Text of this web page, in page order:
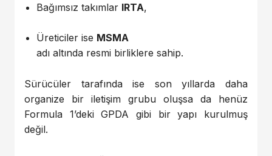
Bağımsız takımlar IRTA,
Üreticiler ise MSMA
adı altında resmi birliklere sahip.
Sürücüler tarafında ise son yıllarda daha
organize bir iletişim grubu oluşsa da henüz
Formula 1’deki GPDA gibi bir yapı kurulmuş
değil.